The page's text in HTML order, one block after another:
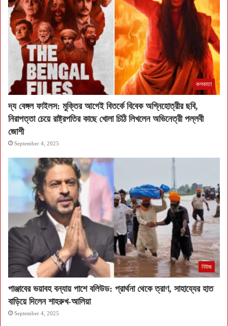
কলকাতা
দ্য বেঙ্গল ফাইলস: মুক্তির আগেই বিতর্কে বিবেক অগ্নিহোত্রীর ছবি,
নিরাপত্তা চেয়ে রাষ্ট্রপতির কাছে খোলা চিঠি লিখলেন অভিনেত্রী পল্লবী
জোশী
September 4, 2025
নিউজ
পাঞ্জাবের ভয়াবহ বন্যায় পাশে বলিউড: প্রার্থনা থেকে ত্রাণ, সাহায্যের হাত
বাড়িয়ে দিলেন শাহরুখ-আলিয়া
September 4, 2025